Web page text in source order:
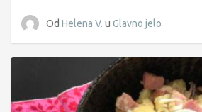
Od Helena V. u Glavno jelo